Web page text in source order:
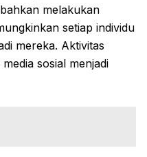
melakukan
setiap individu
mereka. Aktivitas
sosial menjadi